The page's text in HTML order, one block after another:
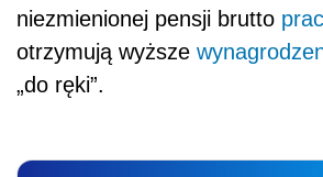
niezmienionej pensji brutto
otrzymują wyższe
„do ręki”.